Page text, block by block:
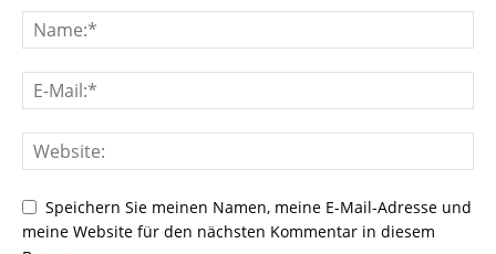
Speichern Sie meinen Namen, meine E-Mail-Adresse und
meine Website für den nächsten Kommentar in diesem